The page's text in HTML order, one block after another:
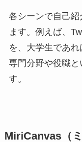
各シーンで自己
ます。例えば、
を、大学生であ
専門分野や役職
す。
MiriCanvas（